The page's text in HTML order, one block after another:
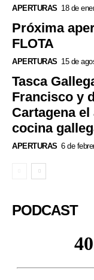
APERTURAS 18 de
Próxima
FLOTA
APERTURAS 15 de
Tasca
Francisco y
Cartagena
cocina
APERTURAS 6 de
PODCAST